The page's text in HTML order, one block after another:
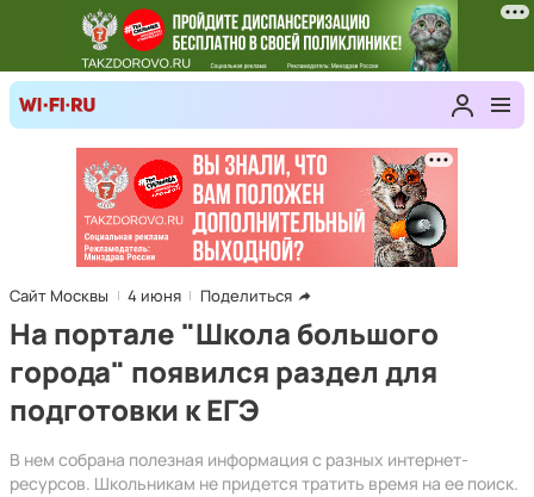
Сайт Москвы 4 июня Поделиться
На портале "Школа большого
города" появился раздел для
подготовки к ЕГЭ
В нем собрана полезная информация с разных интернет-
ресурсов. Школьникам не придется тратить время на ее поиск.